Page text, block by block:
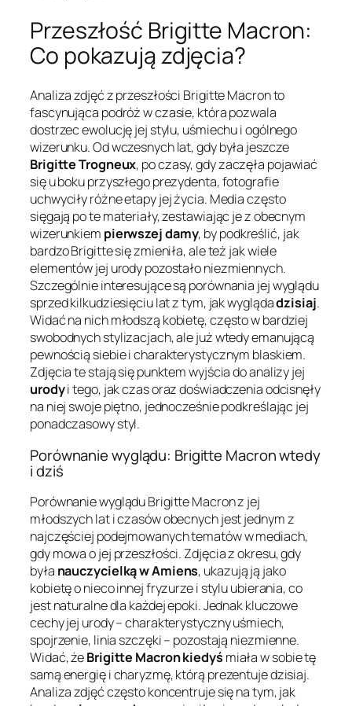
Przeszłość Brigitte Macron:
Co pokazują zdjęcia?
Analiza zdjęć z przeszłości Brigitte Macron to
fascynująca podróż w czasie, która pozwala
dostrzec ewolucję jej stylu, uśmiechu i ogólnego
wizerunku. Od wczesnych lat, gdy była jeszcze
Brigitte Trogneux, po czasy, gdy zaczęła pojawiać
się u boku przyszłego prezydenta, fotografie
uchwyciły różne etapy jej życia. Media często
sięgają po te materiały, zestawiając je z obecnym
wizerunkiem pierwszej damy, by podkreślić, jak
bardzo Brigitte się zmieniła, ale też jak wiele
elementów jej urody pozostało niezmiennych.
Szczególnie interesujące są porównania jej wyglądu
sprzed kilkudziesięciu lat z tym, jak wyglądadzisiaj.
Widać na nich młodszą kobietę, często w bardziej
swobodnych stylizacjach, ale już wtedy emanującą
pewnością siebie i charakterystycznym blaskiem.
Zdjęcia te stają się punktem wyjścia do analizy jej
urodyi tego, jak czas oraz doświadczenia odcisnęły
na niej swoje piętno, jednocześnie podkreślając jej
ponadczasowy styl.
Porównanie wyglądu: Brigitte Macron wtedy
i dziś
Porównanie wyglądu Brigitte Macron z jej
młodszych lat i czasów obecnych jest jednym z
najczęściej podejmowanych tematów w mediach,
gdy mowa o jej przeszłości. Zdjęcia z okresu, gdy
była nauczycielką w Amiens, ukazują ją jako
kobietę o nieco innej fryzurze i stylu ubierania, co
jest naturalne dla każdej epoki. Jednak kluczowe
cechy jej urody – charakterystyczny uśmiech,
spojrzenie, linia szczęki – pozostają niezmienne.
Widać, żeBrigitte Macron kiedyś miała w sobie tę
samą energię i charyzmę, którą prezentuje dzisiaj.
Analiza zdjęć często koncentruje się na tym, jak